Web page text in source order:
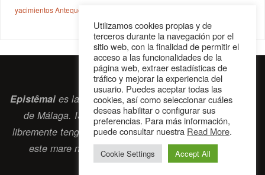
yacimientos Antequera
Epistêmaies la revista digital de la Sociedad Erasmiana
de Málaga. ISSN 2697-2468. Bienvenidos cuantos
libremente tengan algo que intercambiar navegando por
este mare nostrumque es el océano erasmiano.
contacto@epistemai.es
Utilizamos cookies propias y de
terceros durante la navegación por el
sitio web, con la finalidad de permitir el
acceso a las funcionalidades de la
página web, extraer estadísticas de
tráfico y mejorar la experiencia del
usuario. Puedes aceptar todas las
cookies, así como seleccionar cuáles
deseas habilitar o configurar sus
preferencias. Para más información,
puede consultar nuestra Read More.
Cookie Settings Accept All